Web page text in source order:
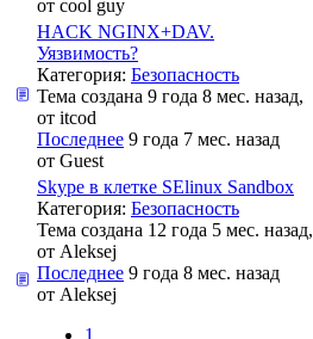
от cool guy
HACK NGINX+DAV.
Уязвимость?
Категория: Безопасность
Тема создана 9 года 8 мес. назад,
от itcod
Последнее 9 года 7 мес. назад
от Guest
Skype в клетке SElinux Sandbox
Категория: Безопасность
Тема создана 12 года 5 мес. назад,
от Aleksej
Последнее 9 года 8 мес. назад
от Aleksej
1